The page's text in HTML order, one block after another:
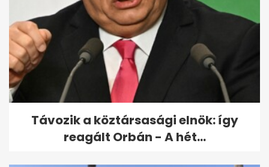
Orbán Ráhel már márkát
tervez, kiderült most melyik...
Távozik a köztársasági elnök: így
reagált Orbán - A hét...